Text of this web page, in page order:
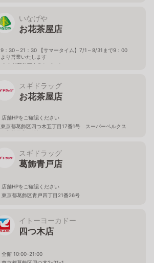
いなげや
お花茶屋店
9：30～21：30 【サマータイム】7/1～8/31まで9：00
より営業いたします
東京都葛飾区白鳥1－6－1
スギドラッグ
お花茶屋店
店舗HPをご確認ください
東京都葛飾区四つ木五丁目17番1号 スーパーベルクス
お花茶屋店 1階
スギドラッグ
葛飾青戸店
店舗HPをご確認ください
東京都葛飾区青戸四丁目21番26号
イトーヨーカドー
四つ木店
全館 10:00-21:00